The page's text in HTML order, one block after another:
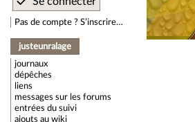
Pas de compte ? S’inscrire…
justeunralage
journaux
dépêches
liens
messages sur les forums
entrées du suivi
ajouts au wiki